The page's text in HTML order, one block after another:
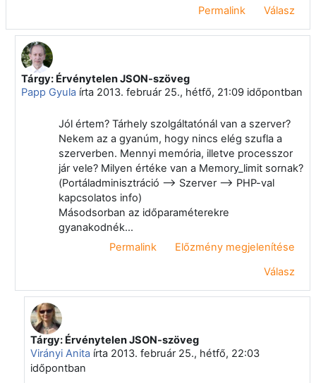
Permalink Válasz
Válasz erre: Virányi Anita
Tárgy: Érvénytelen JSON-szöveg
Papp Gyulaírta 2013. február 25., hétfő, 21:09időpontban
Jól értem? Tárhely szolgáltatónál van a szerver?
Nekem az a gyanúm, hogy nincs elég szufla a
szerverben. Mennyi memória, illetve processzor
jár vele? Milyen értéke van a Memory_limit sornak?
(Portáladminisztráció --> Szerver --> PHP-val
kapcsolatos info)
Másodsorban az időparaméterekre
gyanakodnék...
Permalink
Előzmény megjelenítése
Válasz
Válasz erre: Papp Gyula
Tárgy: Érvénytelen JSON-szöveg
Virányi Anitaírta 2013. február 25., hétfő, 22:03
időpontban